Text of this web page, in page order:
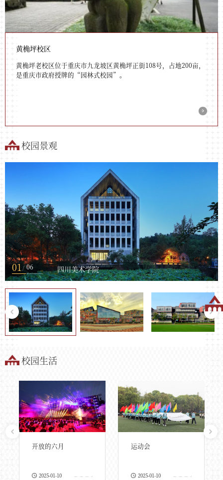
黄桷坪校区
黄桷坪老校区位于重庆市九龙坡区黄桷坪正街108号，占地200亩，
是重庆市政府授牌的“园林式校园”。
校园景观
四川美术学院
四川美术学院
四川美术学院
四川美术学院
四川美术学院
四川美术学院
01/ 06
校园生活
开放的六月
2025-01-10
运动会
2025-01-10